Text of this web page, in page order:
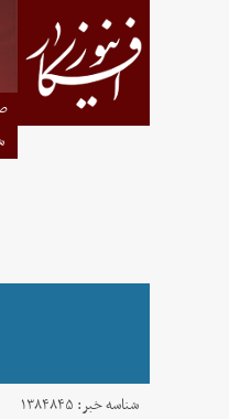
شناسه خبر: ۱۳۸۴۸۴۵